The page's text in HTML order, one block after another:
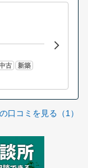
古 新築
口コミを見る（1）